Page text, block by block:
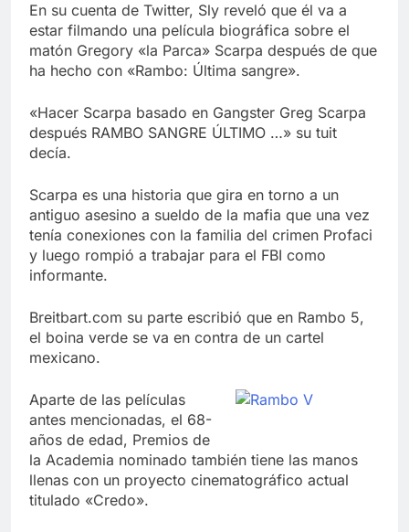
En su cuenta de Twitter, Sly reveló que él va a
estar filmando una película biográfica sobre el
matón Gregory «la Parca» Scarpa después de que
ha hecho con «Rambo: Última sangre».
«Hacer Scarpa basado en Gangster Greg Scarpa
después RAMBO SANGRE ÚLTIMO …» su tuit
decía.
Scarpa es una historia que gira en torno a un
antiguo asesino a sueldo de la mafia que una vez
tenía conexiones con la familia del crimen Profaci
y luego rompió a trabajar para el FBI como
informante.
Breitbart.com su parte escribió que en Rambo 5,
el boina verde se va en contra de un cartel
mexicano.
Aparte de las películas
antes mencionadas, el 68-
años de edad, Premios de
la Academia nominado también tiene las manos
llenas con un proyecto cinematográfico actual
titulado «Credo».